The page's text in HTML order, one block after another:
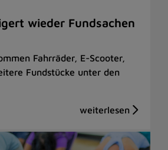
wieder Fundsachen
Fahrräder, E-Scooter,
Fundstücke unter den